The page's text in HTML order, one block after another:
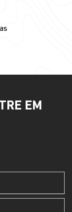
EM